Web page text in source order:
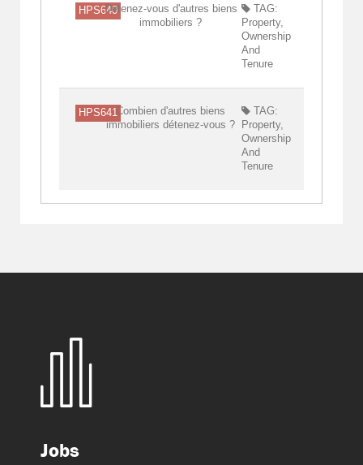
HPS640Détenez-vous d'autres biens
immobiliers ?
TAG:
Property,
Ownership
And
Tenure
HPS641Combien d'autres biens
immobiliers détenez-vous ?
TAG:
Property,
Ownership
And
Tenure
Jobs